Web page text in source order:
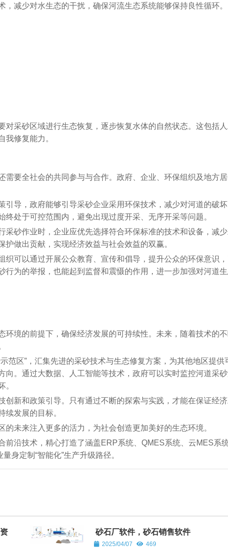
减少对水生态的干扰，确保河流生态系统能够保持良性循环。
采砂区域进行生态恢复，逐步恢复水体的自然状态。这包括人
我修复能力。
要全社会的共同参与与合作。政府、企业、环保组织及地方
导，政府能够引导采砂企业采用环保技术，减少对河道的破坏
处于可控范围内，避免出现过度开采、无序开采等问题。
砂作业时，企业应优先选择符合环保标准的技术和设备，减
做出贡献，实现经济效益与社会效益的双赢。
可以通过开展公众教育、宣传和倡导，提升公众的环保意识，
为的举报，也能起到监督和震慑的作用，进一步加强对河道
环境的前提下，确保经济发展的可持续性。未来，随着技术的
范区”，汇集先进的采砂技术与生态修复方案，为其他地区提供
。通过大数据、人工智能等技术，政府可以实时监控河道采
。
创新和政策引导。只有通过不断的探索与实践，才能在保证经
续发展的目标。
未来注入更多的活力，为社会创造更加美好的生态环境。
沿技术，精心打造了涵盖ERP系统、QMES系统、云MES系统
身定制“智能化”生产升级路径。
砂石厂软件，砂石销售软件
2025/04/07 469